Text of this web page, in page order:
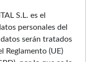
S.L. es el
personales del
serán tratados
Reglamento (UE)